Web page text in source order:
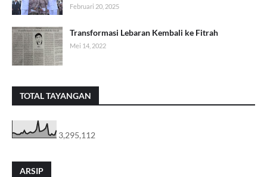
Februari 20, 2025
Transformasi Lebaran Kembali ke Fitrah
Mei 14, 2022
TOTAL TAYANGAN
3,295,112
ARSIP